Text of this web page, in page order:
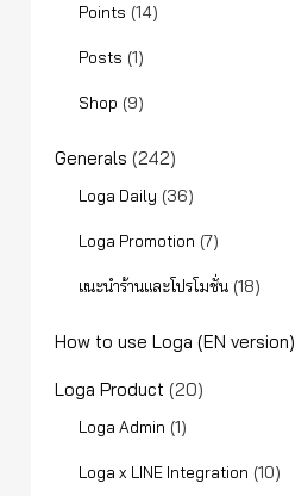
Points (14)
Posts (1)
Shop (9)
Generals (242)
Loga Daily (36)
Loga Promotion (7)
แนะนำร้านและโปรโมชั่น (18)
How to use Loga (EN version)
Loga Product (20)
Loga Admin (1)
Loga x LINE Integration (10)